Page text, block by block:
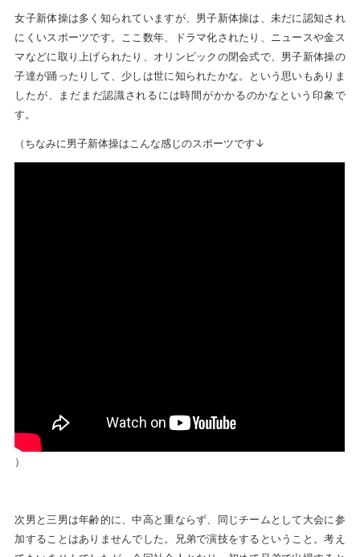
女子新体操は多く知られていますが、男子新体操は、未だに認知され
にくいスポーツです。ここ数年、ドラマ化されたり、ニュースや金ス
マなどに取り上げられたり、オリンピックの閉会式で、男子新体操の
子達が踊ったりして、少しは世に知られたかな。という思いもありま
したが、まだまだ認識されるには時間がかかるのかなという印象で
す。
（ちなみに男子新体操はこんな感じのスポーツです↓
）
次男と三男は年齢的に、中高と重ならず、同じチームとして大会に参
加することはありませんでした。兄弟で演技をするということ。考え